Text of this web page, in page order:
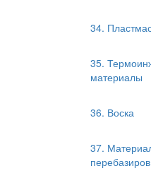
34.
35.
материалы
36. Воска
37.